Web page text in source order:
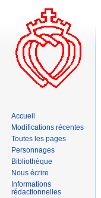
Accueil
Modifications récentes
Toutes les pages
Personnages
Bibliothèque
Nous écrire
Informations
rédactionnelles